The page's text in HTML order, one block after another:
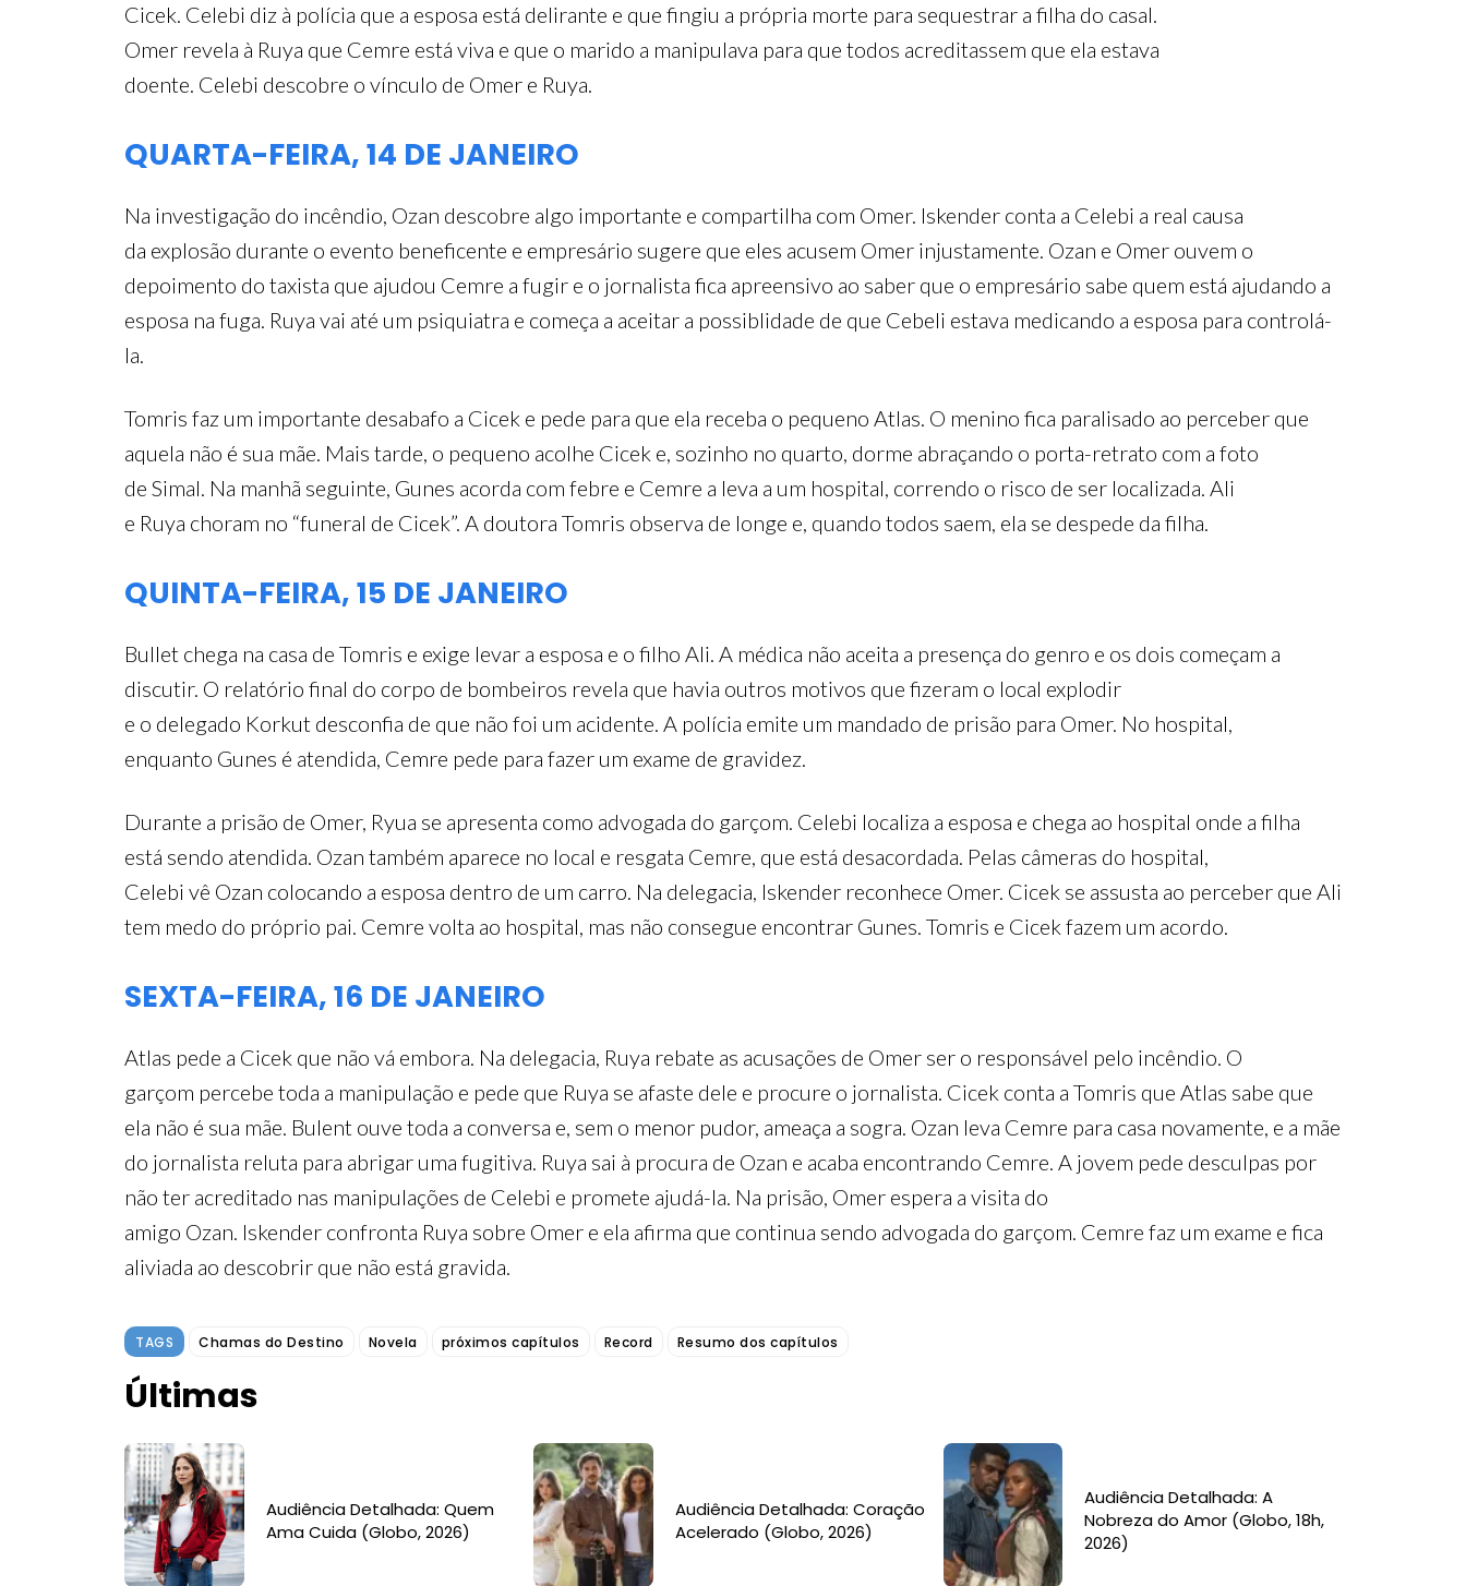
Cicek. Celebi diz à polícia que a esposa está delirante e que fingiu a própria morte para sequestrar a filha do casal.
Omer revela à Ruya que Cemre está viva e que o marido a manipulava para que todos acreditassem que ela estava
doente. Celebi descobre o vínculo de Omer e Ruya.
QUARTA-FEIRA, 14 DE JANEIRO
Na investigação do incêndio, Ozan descobre algo importante e compartilha com Omer. Iskender conta a Celebi a real causa
da explosão durante o evento beneficente e empresário sugere que eles acusem Omer injustamente. Ozan e Omer ouvem o
depoimento do taxista que ajudou Cemre a fugir e o jornalista fica apreensivo ao saber que o empresário sabe quem está ajudando a
esposa na fuga. Ruya vai até um psiquiatra e começa a aceitar a possiblidade de que Cebeli estava medicando a esposa para controlá-
la.
Tomris faz um importante desabafo a Cicek e pede para que ela receba o pequeno Atlas. O menino fica paralisado ao perceber que
aquela não é sua mãe. Mais tarde, o pequeno acolhe Cicek e, sozinho no quarto, dorme abraçando o porta-retrato com a foto
de Simal. Na manhã seguinte, Gunes acorda com febre e Cemre a leva a um hospital, correndo o risco de ser localizada. Ali
e Ruya choram no “funeral de Cicek”. A doutora Tomris observa de longe e, quando todos saem, ela se despede da filha.
QUINTA-FEIRA, 15 DE JANEIRO
Bullet chega na casa de Tomris e exige levar a esposa e o filho Ali. A médica não aceita a presença do genro e os dois começam a
discutir. O relatório final do corpo de bombeiros revela que havia outros motivos que fizeram o local explodir
e o delegado Korkut desconfia de que não foi um acidente. A polícia emite um mandado de prisão para Omer. No hospital,
enquanto Gunes é atendida, Cemre pede para fazer um exame de gravidez.
Durante a prisão de Omer, Ryua se apresenta como advogada do garçom. Celebi localiza a esposa e chega ao hospital onde a filha
está sendo atendida. Ozan também aparece no local e resgata Cemre, que está desacordada. Pelas câmeras do hospital,
Celebi vê Ozan colocando a esposa dentro de um carro. Na delegacia, Iskender reconhece Omer. Cicek se assusta ao perceber que Ali
tem medo do próprio pai. Cemre volta ao hospital, mas não consegue encontrar Gunes. Tomris e Cicek fazem um acordo.
SEXTA-FEIRA, 16 DE JANEIRO
Atlas pede a Cicek que não vá embora. Na delegacia, Ruya rebate as acusações de Omer ser o responsável pelo incêndio. O
garçom percebe toda a manipulação e pede que Ruya se afaste dele e procure o jornalista. Cicek conta a Tomris que Atlas sabe que
ela não é sua mãe. Bulent ouve toda a conversa e, sem o menor pudor, ameaça a sogra. Ozan leva Cemre para casa novamente, e a mãe
do jornalista reluta para abrigar uma fugitiva. Ruya sai à procura de Ozan e acaba encontrando Cemre. A jovem pede desculpas por
não ter acreditado nas manipulações de Celebi e promete ajudá-la. Na prisão, Omer espera a visita do
amigo Ozan. Iskender confronta Ruya sobre Omer e ela afirma que continua sendo advogada do garçom. Cemre faz um exame e fica
aliviada ao descobrir que não está gravida.
TAGS Chamas do Destino Novela próximos capítulos Record Resumo dos capítulos
Últimas
Audiência Detalhada: Quem
Ama Cuida (Globo, 2026)
Audiência Detalhada: Coração
Acelerado (Globo, 2026)
Audiência Detalhada: A
Nobreza do Amor (Globo, 18h,
2026)